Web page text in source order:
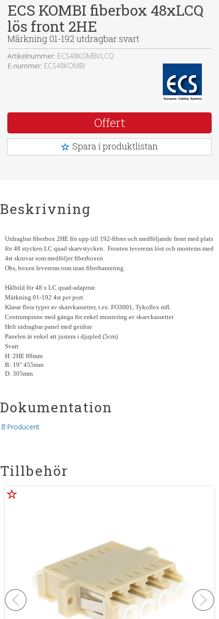
ECS KOMBI fiberbox 48xLCQ
lös front 2HE
Märkning 01-192 utdragbar svart
Artikelnummer: ECS48KOMBI/LCQ
E-nummer: ECS48KOMBI
Offert
Spara i produktlistan
Beskrivning
Utdragbar fiberbox 2HE för upp till 192-fibrer och medföljande front med plats
för 48 stycken LC quad skarvstycken. Fronten levereras löst och monteras med
4st skruvar som medföljer fiberboxen.
Obs, boxen levereras tom utan fiberhantering.
Hålbild för 48 x LC quad-adaptrar.
Märkning 01-192 4st per port.
Klarar flera typer av skarvkassetter, t.ex. FO3001, Tykoflex mfl.
Centrumpinne med gänga för enkel montering av skarvkassetter
Helt utdragbar panel med geidrar
Panelen är enkel att justera i djupled (5cm)
Svart
H: 2HE 88mm
B: 19" 455mm
D: 305mm
Dokumentation
Producent
Tillbehör